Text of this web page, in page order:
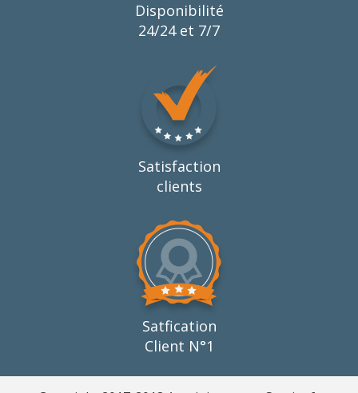
Disponibilité
24/24 et 7/7
Satisfaction
clients
Satfication
Client N°1